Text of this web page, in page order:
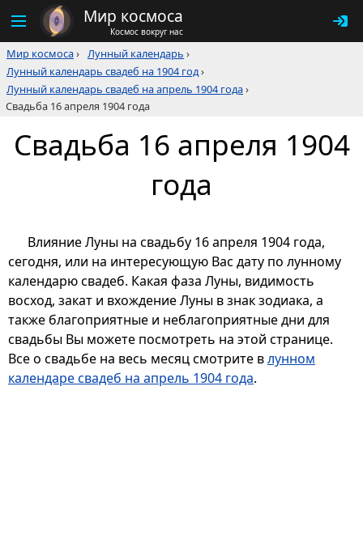
Мир космоса
Космос вокруг нас
Мир космоса› Лунный календарь ›
Лунный календарь свадеб на 1904 год›
Лунный календарь свадеб на апрель 1904 года›
Свадьба 16 апреля 1904 года
Свадьба 16 апреля 1904
года
Влияние Луны на свадьбу 16 апреля 1904 года,
сегодня, или на интересующую Вас дату по лунному
календарю свадеб. Какая фаза Луны, видимость
восход, закат и вхождение Луны в знак зодиака, а
также благоприятные и неблагоприятные дни для
свадьбы Вы можете посмотреть на этой странице.
Все о свадьбе на весь месяц смотрите влунном
календаре свадеб на апрель 1904 года.